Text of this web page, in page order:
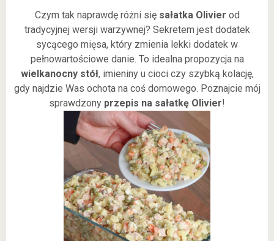
Czym tak naprawdę różni się sałatka Olivier od
tradycyjnej wersji warzywnej? Sekretem jest dodatek
sycącego mięsa, który zmienia lekki dodatek w
pełnowartościowe danie. To idealna propozycja na
wielkanocny stół, imieniny u cioci czy szybką kolację,
gdy najdzie Was ochota na coś domowego. Poznajcie mój
sprawdzony przepis na sałatkę Olivier!